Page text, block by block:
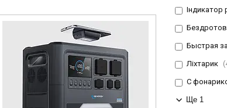
Індикатор
Быстрая
Ліхтарик
С
Ще 1